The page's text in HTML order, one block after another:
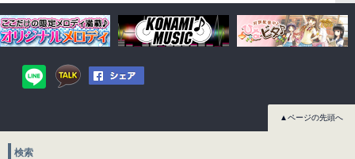
▲ページの先頭へ
検索